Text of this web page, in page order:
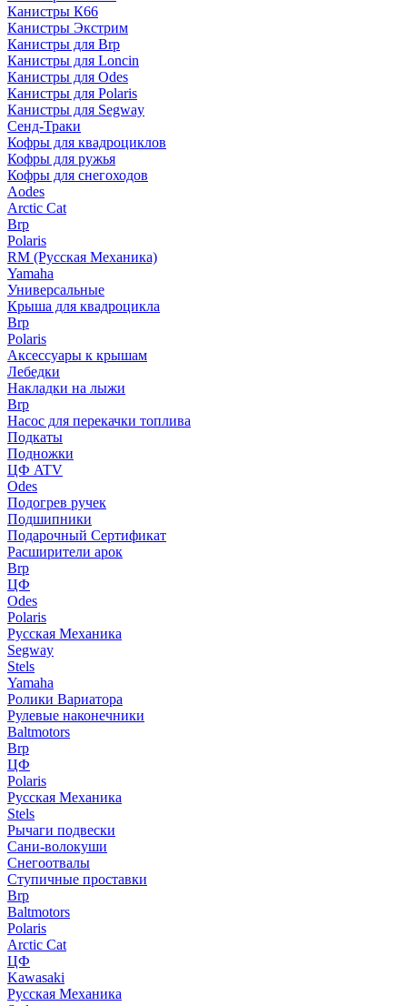
Канистры К66
Канистры Экстрим
Канистры для Brp
Канистры для Loncin
Канистры для Odes
Канистры для Polaris
Канистры для Segway
Сенд-Траки
Кофры для квадроциклов
Кофры для ружья
Кофры для снегоходов
Aodes
Arctic Cat
Brp
Polaris
RM (Русская Механика)
Yamaha
Универсальные
Крыша для квадроцикла
Brp
Polaris
Аксессуары к крышам
Лебедки
Накладки на лыжи
Brp
Насос для перекачки топлива
Подкаты
Подножки
ЦФ ATV
Odes
Подогрев ручек
Подшипники
Подарочный Сертификат
Расширители арок
Brp
ЦФ
Odes
Polaris
Русская Механика
Segway
Stels
Yamaha
Ролики Вариатора
Рулевые наконечники
Baltmotors
Brp
ЦФ
Polaris
Русская Механика
Stels
Рычаги подвески
Сани-волокуши
Снегоотвалы
Ступичные проставки
Brp
Baltmotors
Polaris
Arctic Cat
ЦФ
Kawasaki
Русская Механика